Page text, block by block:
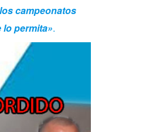
campeonatos
permita».